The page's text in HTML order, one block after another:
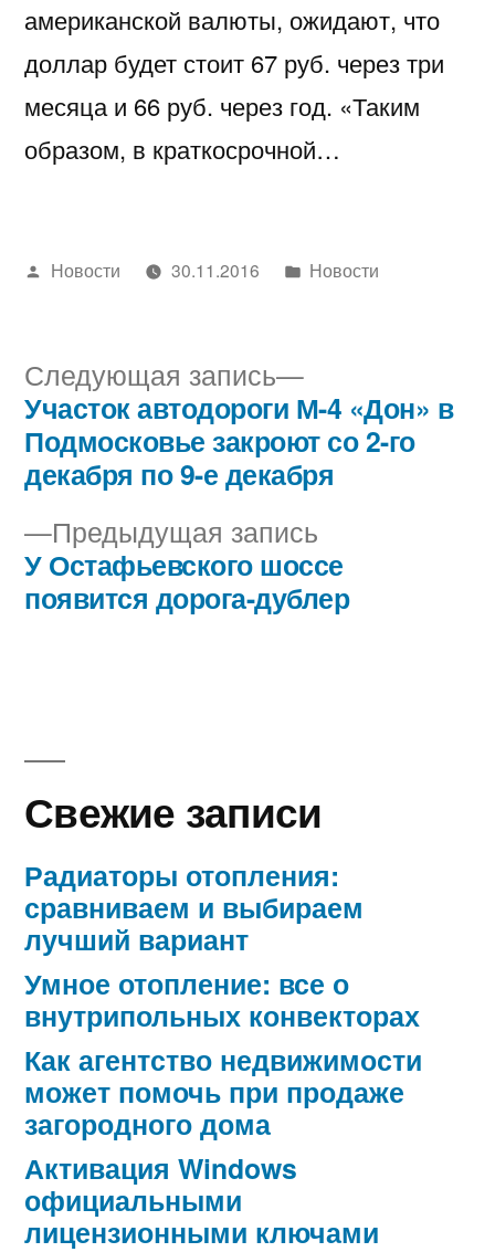
американской валюты, ожидают, что
доллар будет стоит 67 руб. через три
месяца и 66 руб. через год. «Таким
образом, в краткосрочной…
Написано
Новости 30.11.2016
Написано
Новости
Навигация
по
записям
Предыдущая запись
запись:
У Остафьевского шоссе
появится дорога-дублер
Следующая запись
Следующая
запись:
Участок автодороги М-4 «Дон» в
Подмосковье закроют со 2-го
декабря по 9-е декабря
Свежие записи
Радиаторы отопления:
сравниваем и выбираем
лучший вариант
Умное отопление: все о
внутрипольных конвекторах
Как агентство недвижимости
может помочь при продаже
загородного дома
Активация Windows
официальными
лицензионными ключами